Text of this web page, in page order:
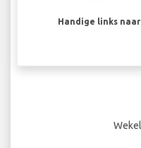
Handige links